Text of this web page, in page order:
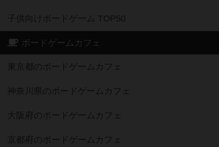
子供向けボードゲーム TOP50
ボードゲームカフェ
東京都のボードゲームカフェ
神奈川県のボードゲームカフェ
大阪府のボードゲームカフェ
京都府のボードゲームカフェ